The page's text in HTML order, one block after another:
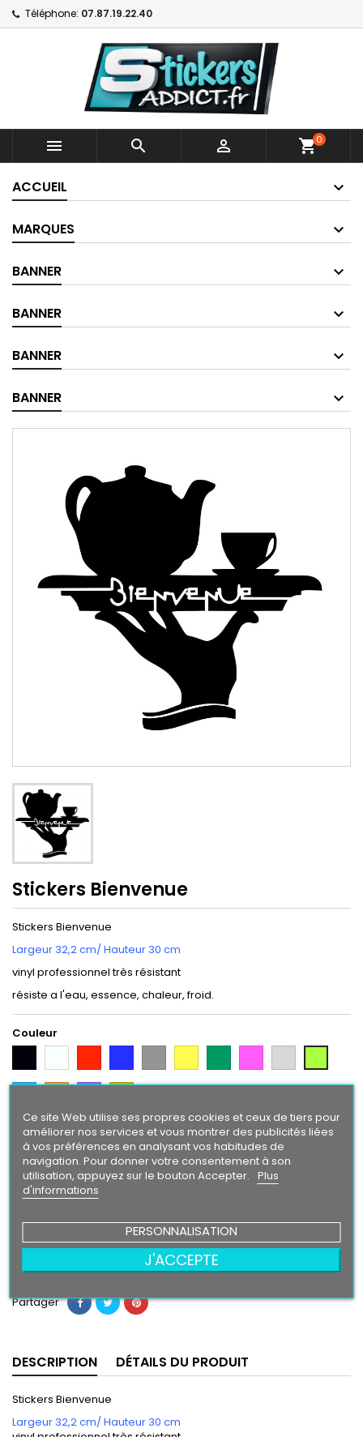
Téléphone: 07.87.19.22.40
   shopping_cart0
ACCUEIL
MARQUES
BANNER
BANNER
BANNER
BANNER
Stickers Bienvenue
Stickers Bienvenue
Largeur 32,2 cm/ Hauteur 30 cm
vinyl professionnel très résistant
résiste a l'eau, essence, chaleur, froid.
Couleur
ArgentCitron
Bleu
OrangeVioletGold
Finition
Brillant
Mat
Quantité  Ajouter au panier
Partager
DESCRIPTION DÉTAILS DU PRODUIT
Stickers Bienvenue
Largeur 32,2 cm/ Hauteur 30 cm
Ce site Web utilise ses propres cookies et ceux de tiers pour
améliorer nos services et vous montrer des publicités liées
à vos préférences en analysant vos habitudes de
navigation. Pour donner votre consentement à son
utilisation, appuyez sur le bouton Accepter. Plus
d'informations
PERSONNALISATION
J'ACCEPTE